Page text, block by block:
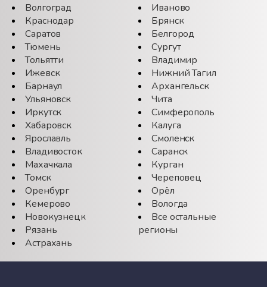
Волгоград
Краснодар
Саратов
Тюмень
Тольятти
Ижевск
Барнаул
Ульяновск
Иркутск
Хабаровск
Ярославль
Владивосток
Махачкала
Томск
Оренбург
Кемерово
Новокузнецк
Рязань
Астрахань
Иваново
Брянск
Белгород
Сургут
Владимир
Нижний Тагил
Архангельск
Чита
Симферополь
Калуга
Смоленск
Саранск
Курган
Череповец
Орёл
Вологда
Все остальные
регионы